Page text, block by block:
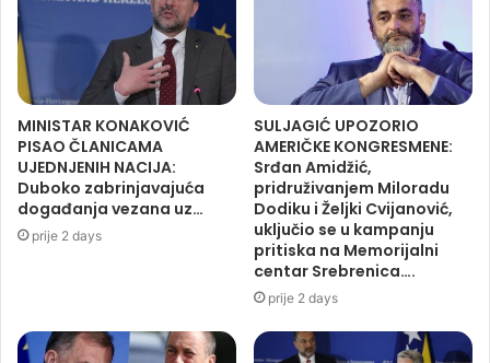
MINISTAR KONAKOVIĆ
PISAO ČLANICAMA
UJEDNJENIH NACIJA:
Duboko zabrinjavajuća
događanja vezana uz…
prije 2 days
SULJAGIĆ UPOZORIO
AMERIČKE KONGRESMENE:
Srđan Amidžić,
pridruživanjem Miloradu
Dodiku i Željki Cvijanović,
uključio se u kampanju
pritiska na Memorijalni
centar Srebrenica….
prije 2 days